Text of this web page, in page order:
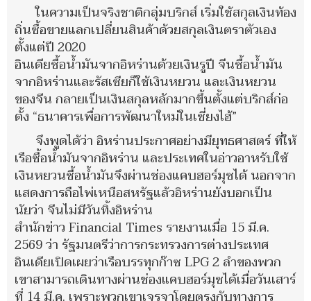
ในความเป็นจริงชาติกลุ่มบริกส์ เริ่มใช้สกุลเงินท้อง
ถิ่นซื้อขายแลกเปลี่ยนสินค้าด้วยสกุลเงินตราตัวเอง
ตั้งแต่ปี 2020
อินเดียซื้อน้ำมันจากอิหร่านด้วยเงินรูปี จีนซื้อน้ำมัน
จากอิหร่านและรัสเซียก็ใช้เงินหยวน และเงินหยวน
ของจีน กลายเป็นเงินสกุลหลักมากขึ้นตั้งแต่บริกส์ก่อ
ตั้ง “ธนาคารเพื่อการพัฒนาใหม่ในเซี่ยงไฮ้”
จึงพูดได้ว่า อิหร่านประกาศอย่างมียุทธศาสตร์ ที่ให้
เรือซื้อน้ำมันจากอิหร่าน และประเทศในอ่าวอาหรับใช้
เงินหยวนซื้อน้ำมันจึงผ่านช่องแคบฮอร์มุซได้ นอกจาก
แสดงการถือไพ่เหนือสหรัฐแล้วอิหร่านยังบอกเป็น
นัยว่า จีนไม่มีวันทิ้งอิหร่าน
สำนักข่าว Financial Times รายงานเมื่อ 15 มี.ค.
2569 ว่า รัฐมนตรีว่าการกระทรวงการต่างประเทศ
อินเดียเปิดเผยว่าเรือบรรทุกก๊าซ LPG 2 ลำของพวก
เขาสามารถเดินทางผ่านช่องแคบฮอร์มุซได้เมื่อวันเสาร์